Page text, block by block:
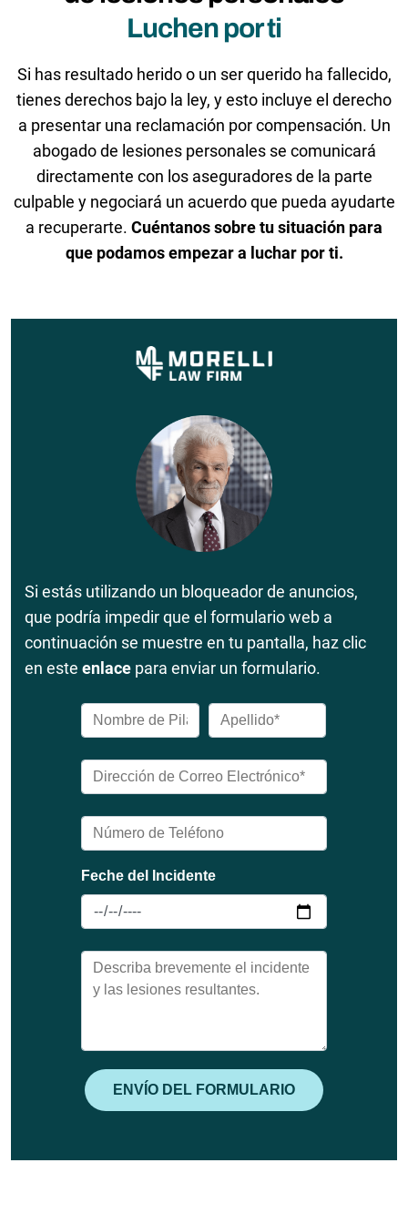
Luchen por ti
Si has resultado herido o un ser querido ha fallecido,
tienes derechos bajo la ley, y esto incluye el derecho
a presentar una reclamación por compensación. Un
abogado de lesiones personales se comunicará
directamente con los aseguradores de la parte
culpable y negociará un acuerdo que pueda ayudarte
a recuperarte. Cuéntanos sobre tu situación para
que podamos empezar a luchar por ti.
Si estás utilizando un bloqueador de anuncios,
que podría impedir que el formulario web a
continuación se muestre en tu pantalla, haz clic
en este enlace para enviar un formulario.